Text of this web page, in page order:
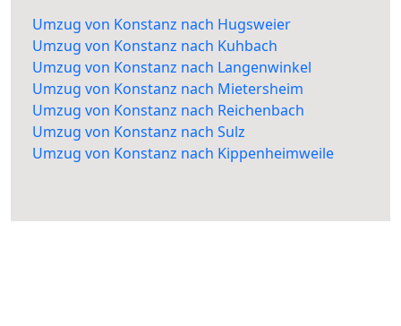
Umzug von Konstanz nach Hugsweier
Umzug von Konstanz nach Kuhbach
Umzug von Konstanz nach Langenwinkel
Umzug von Konstanz nach Mietersheim
Umzug von Konstanz nach Reichenbach
Umzug von Konstanz nach Sulz
Umzug von Konstanz nach Kippenheimweile